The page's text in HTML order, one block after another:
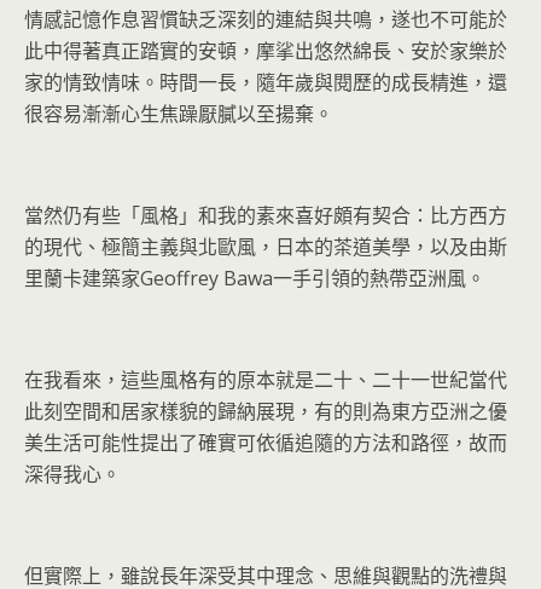
情感記憶作息習慣缺乏深刻的連結與共鳴，遂也不可能於
此中得著真正踏實的安頓，摩挲出悠然綿長、安於家樂於
家的情致情味。時間一長，隨年歲與閱歷的成長精進，還
很容易漸漸心生焦躁厭膩以至揚棄。
當然仍有些「風格」和我的素來喜好頗有契合：比方西方
的現代、極簡主義與北歐風，日本的茶道美學，以及由斯
里蘭卡建築家Geoffrey Bawa一手引領的熱帶亞洲風。
在我看來，這些風格有的原本就是二十、二十一世紀當代
此刻空間和居家樣貌的歸納展現，有的則為東方亞洲之優
美生活可能性提出了確實可依循追隨的方法和路徑，故而
深得我心。
但實際上，雖說長年深受其中理念、思維與觀點的洗禮與